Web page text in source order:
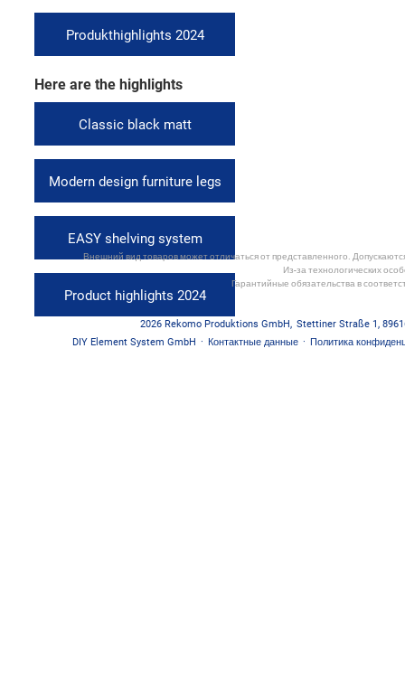
Produkthighlights 2024
Here are the highlights
Classic black matt
Modern design furniture legs
EASY shelving system
Product highlights 2024
Внешний вид товаров может отличаться от представленного.
Из-за технологических
Гарантийные обязательства в
2026 Rekomo Produktions GmbH, Stettiner Straße 1,
DIY Element System GmbH · Контактные данные · Политика